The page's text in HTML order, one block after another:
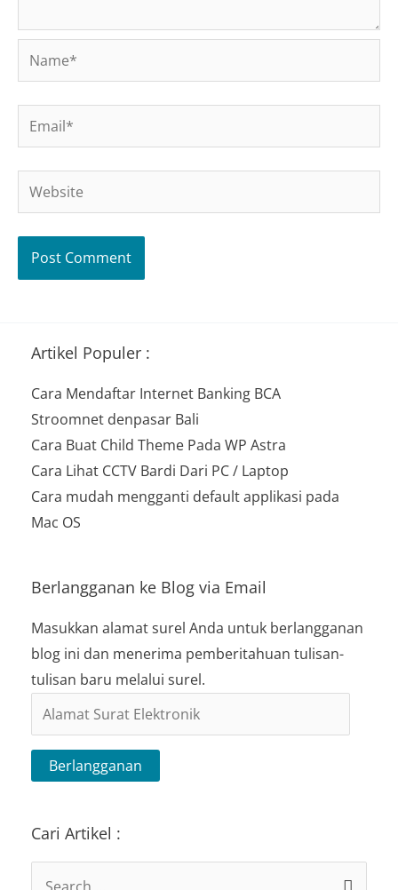
Name*
Email*
Website
Artikel Populer :
Cara Mendaftar Internet Banking BCA
Stroomnet denpasar Bali
Cara Buat Child Theme Pada WP Astra
Cara Lihat CCTV Bardi Dari PC / Laptop
Cara mudah mengganti default applikasi pada
Mac OS
Berlangganan ke Blog via Email
Masukkan alamat surel Anda untuk berlangganan
blog ini dan menerima pemberitahuan tulisan-
tulisan baru melalui surel.
Alamat
Surat
Elektronik
Berlangganan
Cari Artikel :